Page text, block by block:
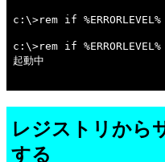
c:\>rem if
c:\>rem if
起動中
レジストリから
する